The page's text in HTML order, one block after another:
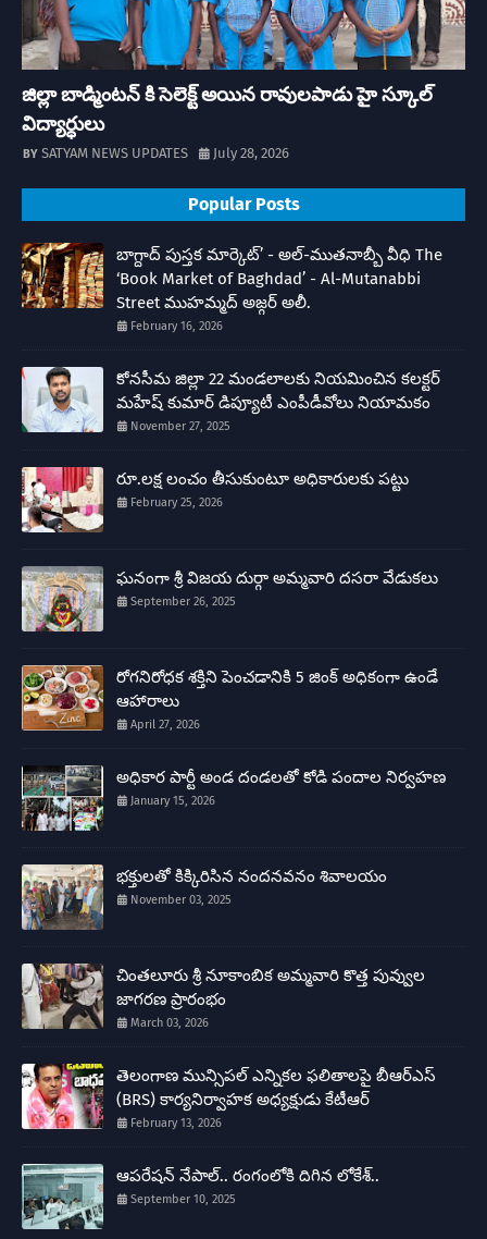
జిల్లా బాడ్మింటన్ కి సెలెక్ట్ అయిన రావులపాడు హై స్కూల్
విద్యార్ధులు
SATYAM NEWS UPDATES July 28, 2026
Popular Posts
బాగ్దాద్ పుస్తక మార్కెట్’ - అల్-ముతనాబ్బీ వీధి The
‘Book Market of Baghdad’ - Al-Mutanabbi
Street ముహమ్మద్ అజ్గర్ అలీ.
February 16, 2026
కోనసీమ జిల్లా 22 మండలాలకు నియమించిన కలక్టర్
మహేష్ కుమార్ డిప్యూటీ ఎంపీడీవోలు నియామకం
November 27, 2025
రూ.లక్ష లంచం తీసుకుంటూ అధికారులకు పట్టు
February 25, 2026
ఘనంగా శ్రీ విజయ దుర్గా అమ్మవారి దసరా వేడుకలు
September 26, 2025
రోగనిరోధక శక్తిని పెంచడానికి 5 జింక్ అధికంగా ఉండే
ఆహారాలు
April 27, 2026
అధికార పార్టీ అండ దండలతో కోడి పందాల నిర్వహణ
January 15, 2026
భక్తులతో కిక్కిరిసిన నందనవనం శివాలయం
November 03, 2025
చింతలూరు శ్రీ నూకాంబిక అమ్మవారి కొత్త పువ్వుల
జాగరణ ప్రారంభం
March 03, 2026
తెలంగాణ మున్సిపల్ ఎన్నికల ఫలితాలపై బీఆర్ఎస్
(BRS) కార్యనిర్వాహక అధ్యక్షుడు కేటీఆర్
February 13, 2026
ఆపరేషన్ నేపాల్.. రంగంలోకి దిగిన లోకేశ్..
September 10, 2025